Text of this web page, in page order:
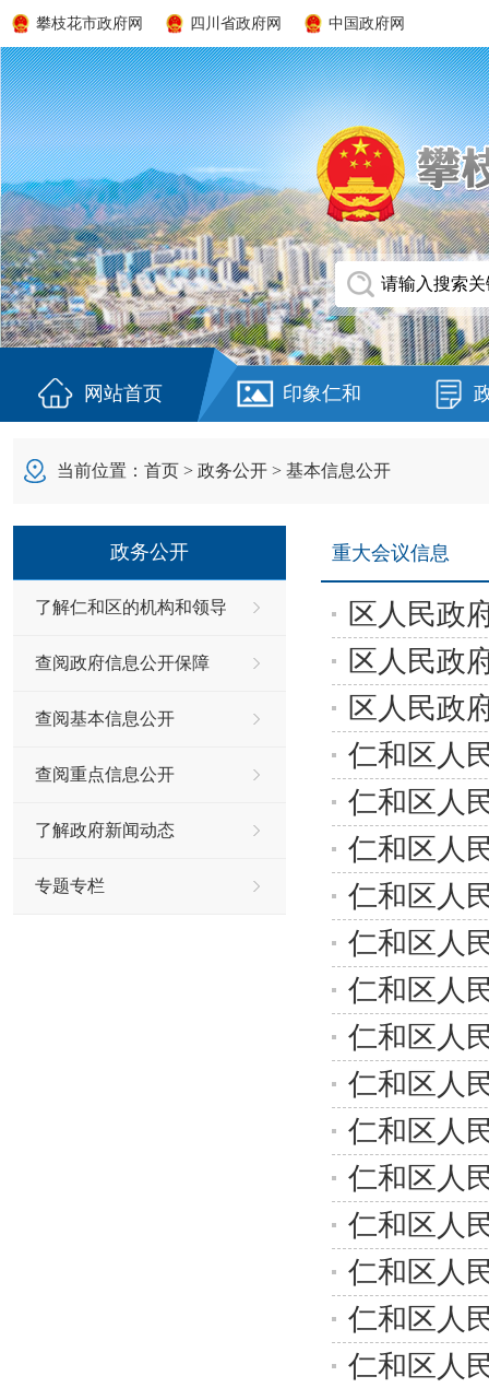
攀枝花市政府网 四川省政府网 中国政府网
网站首页 印象仁和
当前位置： 首页 > 政务公开 > 基本信息公开
政务公开
了解仁和区的机构和领导
查阅政府信息公开保障
查阅基本信息公开
查阅重点信息公开
了解政府新闻动态
专题专栏
重大会议信息
区人民政
区人民政
区人民政
仁和区人
仁和区人
仁和区人
仁和区人
仁和区人
仁和区人
仁和区人
仁和区人
仁和区人
仁和区人
仁和区人
仁和区人
仁和区人
仁和区人